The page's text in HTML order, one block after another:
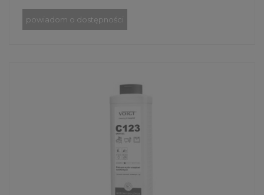
powiadom o dostępności